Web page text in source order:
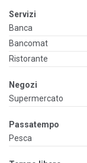
Servizi
Banca
Bancomat
Ristorante
Negozi
Supermercato
Passatempo
Pesca